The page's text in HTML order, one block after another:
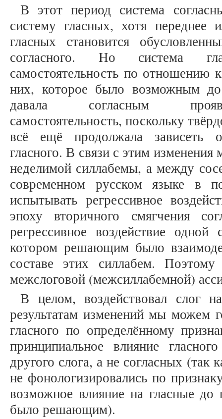
В этот период система
систему гласных, хотя переднее
гласных становится
согласного. Но система
самостоятельность по отношению
них, которое было возможным
давала согласным
самостоятельность, поскольку
всё ещё продолжала зависеть
гласного. В связи с этим
неделимой силлабемы, а между
современном русском языке в
испытывать регрессивное
эпоху вторичного смягчения
регрессивное воздействие
котором решающим было
составе этих силлабем.
межслоговой (межсиллабемной)
В целом, воздействовал слог
результатам изменений мы можем
гласного по определённому
принципиальное влияние
другого слога, а не согласных (так
не фонологизировались по
возможное влияние на гласные до
было решающим).